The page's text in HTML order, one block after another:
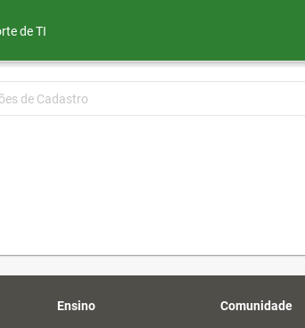
de TI
de Cadastro
Ensino Comunidade